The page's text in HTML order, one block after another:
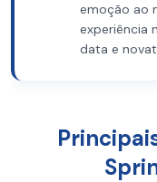
emoção ao
experiência
data e